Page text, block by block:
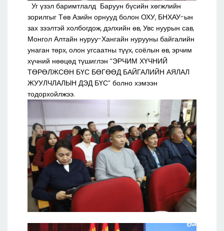
Уг үзэл баримтлалд Баруун бүсийн хөгжлийн
зорилгыг Төв Азийн орнууд болон ОХУ, БНХАУ-ын
зах зээлтэй холбогдож, дэлхийн өв, Увс нуурын сав,
Монгол Алтайн нуруу-Хангайн нурууны байгалийн
унаган төрх, олон угсаатны түүх, соёлын өв, эрчим
хүчний нөөцөд түшиглэн “ЭРЧИМ ХҮЧНИЙ
ТӨРӨЛЖСӨН БҮС БӨГӨӨД БАЙГАЛИЙН АЯЛАЛ
ЖУУЛЧЛАЛЫН ДЭД БҮС” болно хэмээн
тодорхойлжээ.